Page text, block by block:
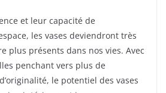
et leur capacité de
les vases deviendront très
plus présents dans nos vies. Avec
penchant vers plus de
le potentiel des vases